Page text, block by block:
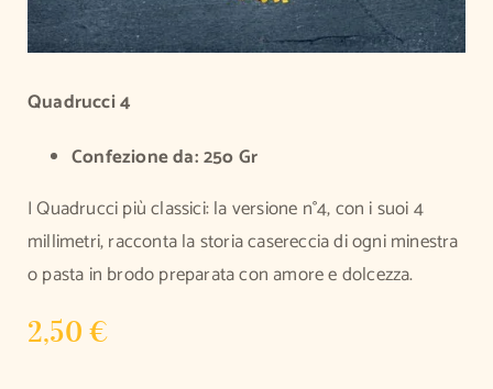
Quadrucci 4
Confezione da: 25o Gr
I Quadrucci più classici: la versione n°4, con i suoi 4
millimetri, racconta la storia casereccia di ogni minestra
o pasta in brodo preparata con amore e dolcezza.
2,50 €